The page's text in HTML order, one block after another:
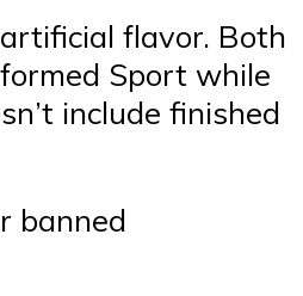
flavor. Both
Sport while
include finished
banned